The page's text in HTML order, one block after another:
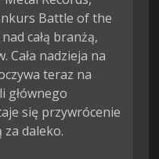
Battle of the
całą branżą,
Cała nadzieja na
teraz na
głównego
się przywrócenie
daleko.